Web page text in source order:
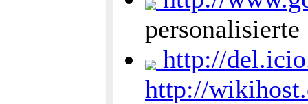
personalisierte
http://
http://